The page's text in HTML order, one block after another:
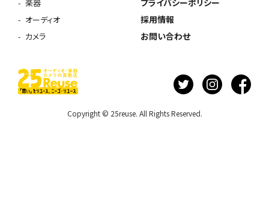
楽器
オーディオ
カメラ
プライバシーポリシー
採用情報
お問い合わせ
Copyright © 25reuse. All Rights Reserved.